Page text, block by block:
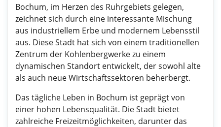
Bochum, im Herzen des Ruhrgebiets gelegen,
zeichnet sich durch eine interessante Mischung
aus industriellem Erbe und modernem Lebensstil
aus. Diese Stadt hat sich von einem traditionellen
Zentrum der Kohlenbergwerke zu einem
dynamischen Standort entwickelt, der sowohl alte
als auch neue Wirtschaftssektoren beherbergt.
Das tägliche Leben in Bochum ist geprägt von
einer hohen Lebensqualität. Die Stadt bietet
zahlreiche Freizeitmöglichkeiten, darunter das